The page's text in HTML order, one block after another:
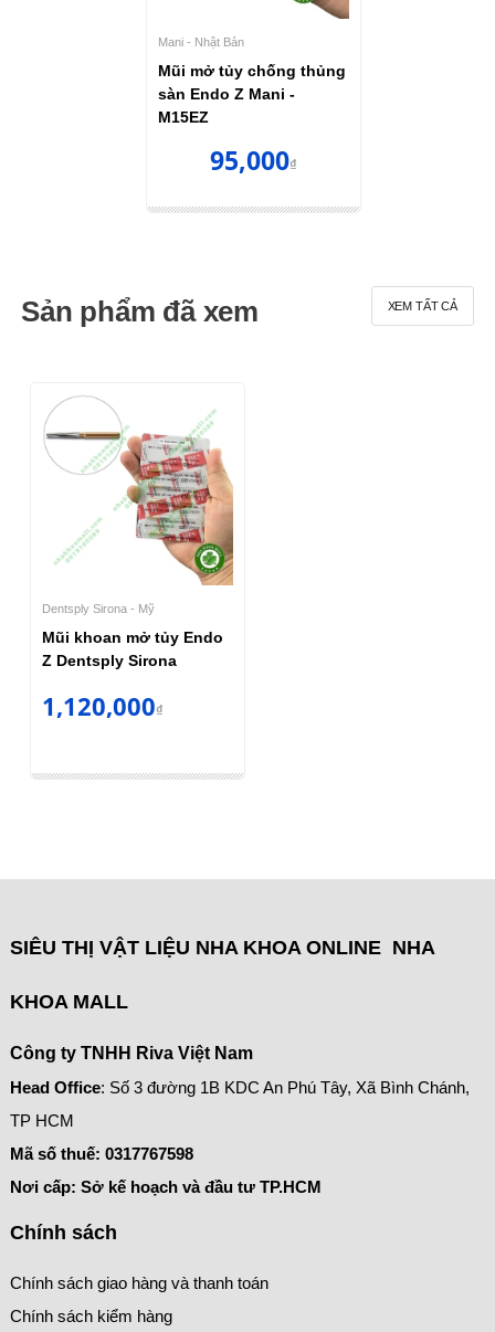
Mani - Nhật Bản
Mũi mở tủy chống thủng
sàn Endo Z Mani -
M15EZ
95,000₫
Sản phẩm đã xem XEM TẤT CẢ
Dentsply Sirona - Mỹ
Mũi khoan mở tủy Endo
Z Dentsply Sirona
1,120,000₫
SIÊU THỊ VẬT LIỆU NHA KHOA ONLINE NHA
KHOA MALL
Công ty TNHH Riva Việt Nam
Head Office: Số 3 đường 1B KDC An Phú Tây, Xã Bình Chánh,
TP HCM
Mã số thuế: 0317767598
Nơi cấp: Sở kế hoạch và đầu tư TP.HCM
Chính sách
Chính sách giao hàng và thanh toán
Chính sách kiểm hàng